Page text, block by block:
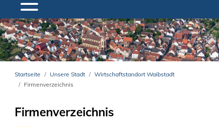
Startseite Unsere Stadt
Wirtschaftstandort Waibstadt
Firmenverzeichnis
Firmenverzeichnis